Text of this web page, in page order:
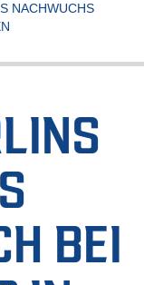
NACHWUCHS
BEI